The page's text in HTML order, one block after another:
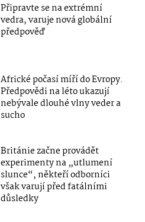
Připravte se na extrémní
vedra, varuje nová globální
předpověď
Africké počasí míří do Evropy.
Předpovědi na léto ukazují
nebývale dlouhé vlny veder a
sucho
Británie začne provádět
experimenty na „utlumení
slunce“, někteří odborníci
však varují před fatálními
důsledky